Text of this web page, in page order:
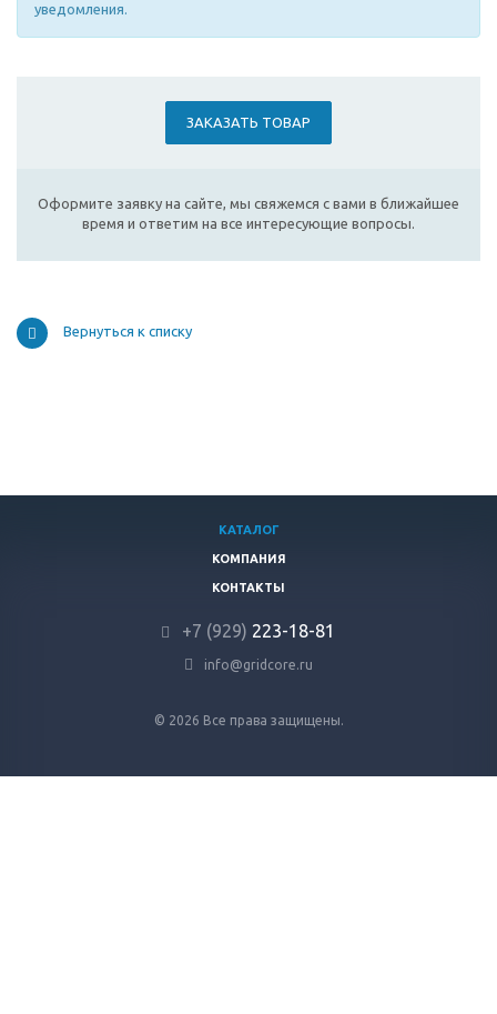
уведомления.
ЗАКАЗАТЬ ТОВАР
Оформите заявку на сайте, мы свяжемся с вами в ближайшее
время и ответим на все интересующие вопросы.
Вернуться к списку
© 2026 Все права защищены.
КАТАЛОГ
КОМПАНИЯ
КОНТАКТЫ
+7 (929) 223-18-81
info@gridcore.ru